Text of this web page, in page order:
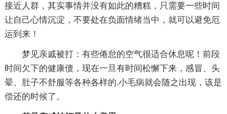
接近人群，其实事情并没有如此的糟糕，只需要一些时间
让自己心情沉淀，不要处在负面情绪当中，就可以避免厄
运到来！
梦见亲戚被打：有些倦怠的空气很适合休息呢！前段
时间欠下的健康债，现在一旦有时间松懈下来，感冒、头
晕、肚子不舒服等各种各样的.小毛病就会随之出现，该是
偿还的时候了。